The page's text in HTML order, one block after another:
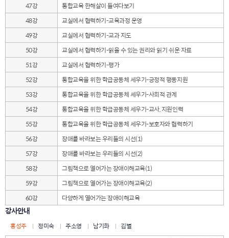
47강
통합교육 한해살이 들여다보기
48강
교실에서 협력하기-교육과정 운영
49강
교실에서 협력하기-교과 지도
50강
교실에서 협력하기-읽을 수 있는 권리와 읽기 쉬운 자료
51강
교실에서 협력하기-평가
52강
통합교육을 위한 학급공동체 세우기-긍정적 행동지원
53강
통합교육을 위한 학급공동체 세우기-사회적 관계
54강
통합교육을 위한 학급공동체 세우기-교사, 지원인력
55강
통합교육을 위한 학급공동체 세우기-보호자와 협력하기
56강
장애를 바라보는 우리들의 시선(1)
57강
장애를 바라보는 우리들의 시선(2)
58강
그림책으로 열어가는 장애이해교육(1)
59강
그림책으로 열어가는 장애이해교육(2)
60강
다양하게 열어가는 장애이해교육
강사안내
홍성주 정미숙 주소영 남기화
김별